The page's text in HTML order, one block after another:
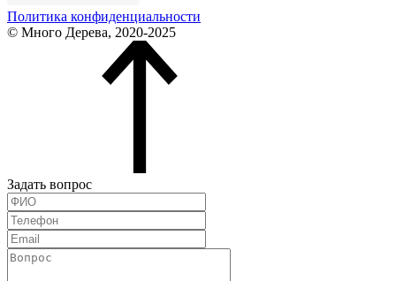
Политика конфиденциальности
© Много Дерева, 2020-2025
Задать вопрос